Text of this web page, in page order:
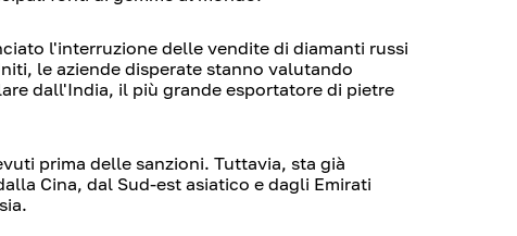
l'interruzione delle vendite di diamanti russi
le aziende disperate stanno valutando
dall'India, il più grande esportatore di pietre
prima delle sanzioni. Tuttavia, sta già
Cina, dal Sud-est asiatico e dagli Emirati